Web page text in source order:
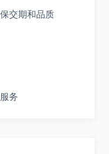
交期和品质
务